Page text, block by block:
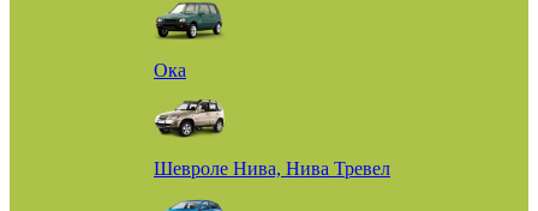
Ока
Шевроле Нива, Нива Тревел